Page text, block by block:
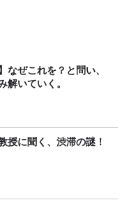
なぜこれを？と問い、
解いていく。
授に聞く、渋滞の謎！